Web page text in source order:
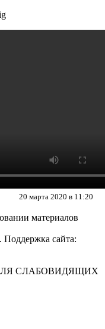
20 марта 2020 в 11:20
материалов
Поддержка сайта:
СЛАБОВИДЯЩИХ